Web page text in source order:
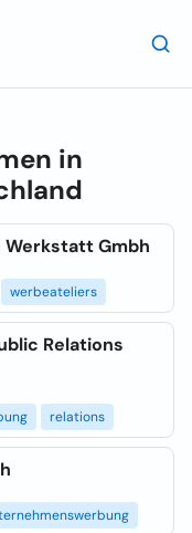
in
Werkstatt Gmbh
werbeateliers
Relations
relations